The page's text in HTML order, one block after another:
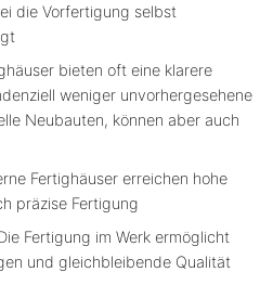
die Vorfertigung selbst
bieten oft eine klarere
weniger unvorhergesehene
Neubauten, können aber auch
Fertighäuser erreichen hohe
präzise Fertigung
Fertigung im Werk ermöglicht
und gleichbleibende Qualität